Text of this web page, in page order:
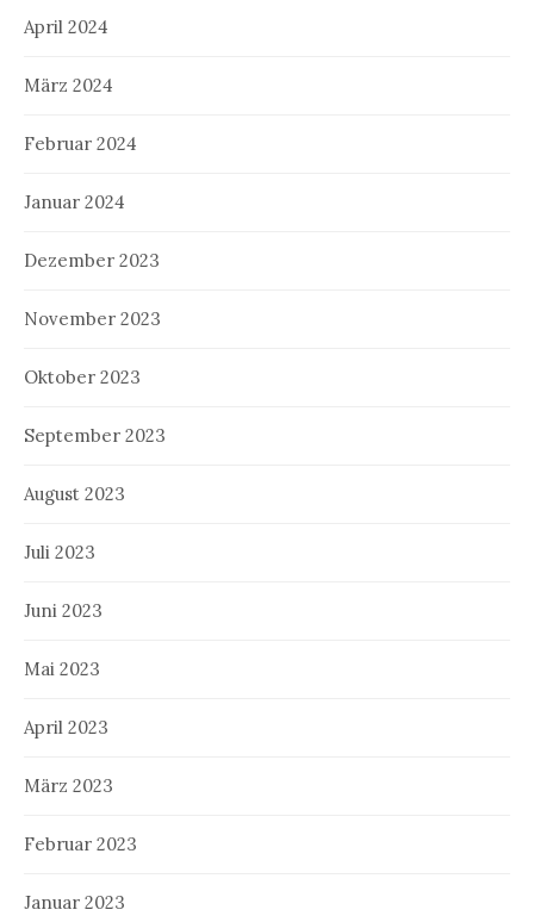
April 2024
März 2024
Februar 2024
Januar 2024
Dezember 2023
November 2023
Oktober 2023
September 2023
August 2023
Juli 2023
Juni 2023
Mai 2023
April 2023
März 2023
Februar 2023
Januar 2023